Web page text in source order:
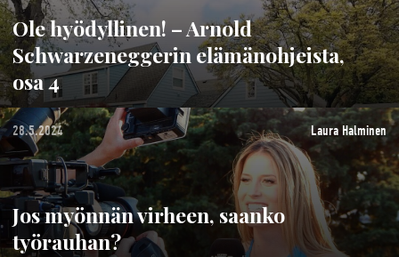
Ole hyödyllinen! – Arnold
Schwarzeneggerin elämänohjeista,
osa 4
28.5.2024 Laura Halminen
Jos myönnän virheen, saanko
työrauhan?